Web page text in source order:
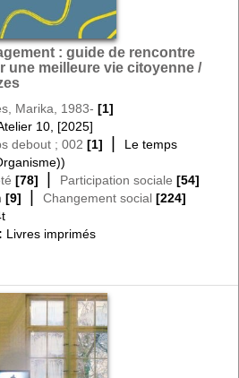
: guide de rencontre
une meilleure vie citoyenne /
Marika, 1983- [1]
10, [2025]
debout ; 002 [1] |
Le temps
[78] | Participation sociale [54]
[9] | Changement social [224]
Livres imprimés